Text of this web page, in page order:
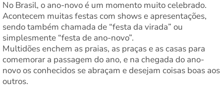
No Brasil, o ano-novo é um momento muito celebrado.
Acontecem muitas festas com shows e apresentações,
sendo também chamada de “festa da virada” ou
simplesmente “festa de ano-novo”.
Multidões enchem as praias, as praças e as casas para
comemorar a passagem do ano, e na chegada do ano-
novo os conhecidos se abraçam e desejam coisas boas aos
outros.